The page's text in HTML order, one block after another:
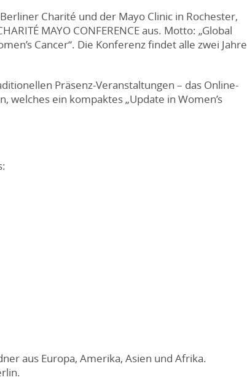
Charité und der Mayo Clinic in Rochester,
MAYO CONFERENCE aus. Motto: „Global
Cancer“. Die Konferenz findet alle zwei Jahre
Präsenz-Veranstaltungen – das Online-
welches ein kompaktes „Update in Women’s
aus Europa, Amerika, Asien und Afrika.